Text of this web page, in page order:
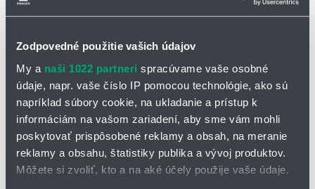
Zodpovedné použitie vašich údajov
My a naši 1022 partneri spracúvame vaše osobné
údaje, napr. vaše číslo IP pomocou technológie, ako sú
napríklad súbory cookie, na ukladanie a prístup k
informáciám na vašom zariadení, aby sme vám mohli
poskytovať prispôsobené reklamy a obsah, na meranie
reklamy a obsahu, štatistiky publika a vývoj produktov.
Môžete si zvoliť, kto a na aké účely použije vaše údaje.
Základné informácie o Vás:
Meno a priezvisko
Adresa